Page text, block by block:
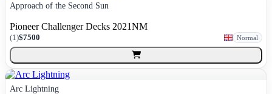
Approach of the Second Sun
Pioneer Challenger Decks 2021NM
(1)$7500 Normal
Arc Lightning